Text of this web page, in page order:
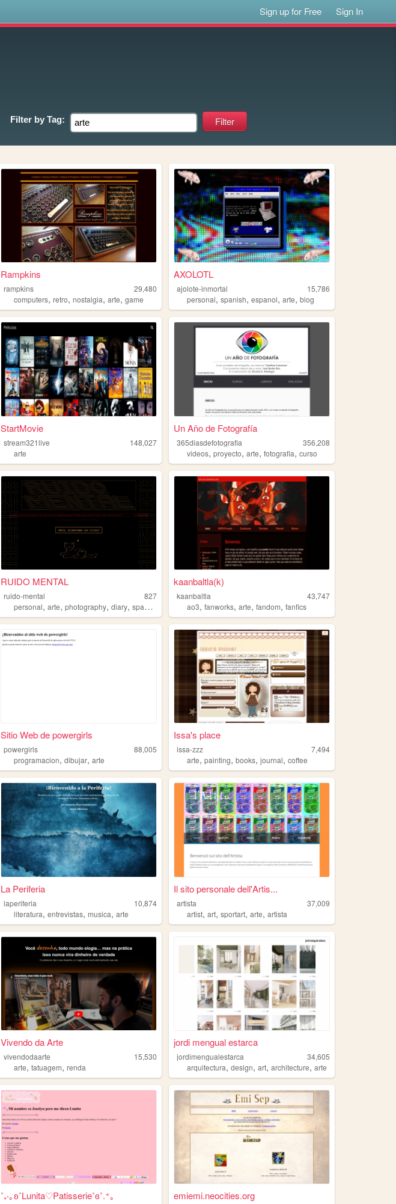
Sign up for Free Sign In
Filter by Tag:
Rampkins
rampkins
29,480
computers,retro,nostalgia,arte,game
AXOLOTL
ajolote-inmortal
15,786
personal,spanish,espanol,arte,blog
StartMovie
stream321live
148,027
arte
Un Año de Fotografía
365diasdefotografia
356,208
videos,proyecto,arte,fotografia,curso
RUIDO MENTAL
ruido-mental
827
personal,arte,photography,diary,spanish
kaanbaltla(k)
kaanbaltla
43,747
ao3,fanworks,arte,fandom,fanfics
Sitio Web de powergirls
powergirls
88,005
programacion,dibujar,arte
Issa's place
issa-zzz
7,494
arte,painting,books,journal,coffee
La Periferia
laperiferia
10,874
literatura,entrevistas,musica,arte
Il sito personale dell'Artis...
artista
37,009
artist,art,sportart,arte,artista
Vivendo da Arte
vivendodaarte
15,530
arte,tatuagem,renda
jordi mengual estarca
jordimengualestarca
34,605
arquitectura,design,art,architecture,arte
˚₊‧｡ʚ˚Lunita♡Patisserie˚ɞ˚.⁺｡ emiemi.neocities.org